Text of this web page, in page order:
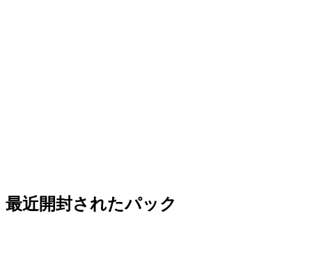
最近開封されたパック